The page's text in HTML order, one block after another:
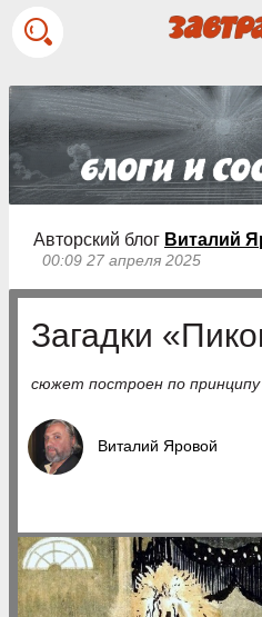
Авторский блог Виталий
00:09 27 апреля 2025
Загадки
сюжет построен по
Виталий Яровой